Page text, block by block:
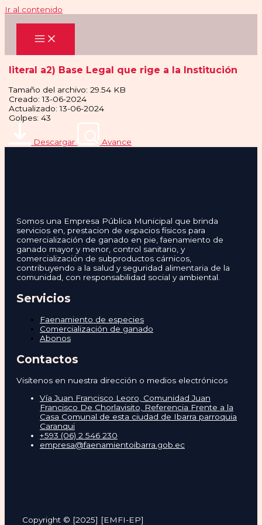
Ir al contenido
literal a2) Base Legal que rige a la Institución
Tamaño del archivo: 29.54 KB
Creado: 13-06-2024
Actualizado: 13-06-2024
Golpes: 43
Descargar Avance
Somos una Empresa Pública Municipal que brinda
servicios en, prestacion de espacios físicos para
comercialización de ganado en pie, faenamiento de
ganado mayor y menor, control sanitario, y
comercialización de subproductos cárnicos,
contribuyendo a la salud y seguridad alimentaria de la
comunidad, con responsabilidad social y ambiental.
Servicios
Faenamiento de especies
Comercialización de ganado
Abonos
Contactos
Visítenos en nuestra dirección o medios electrónicos
Vía Juan Francisco Leoro, Comunidad Juan
Francisco De Chorlavisito, Referencia Frente a la
Casa Comunal de esta ciudad de Ibarra parroquia
Caranqui
+593 (06) 2 546 230
empresa@faenamientoibarra.gob.ec
Copyright © [2025] [EMFI-EP]